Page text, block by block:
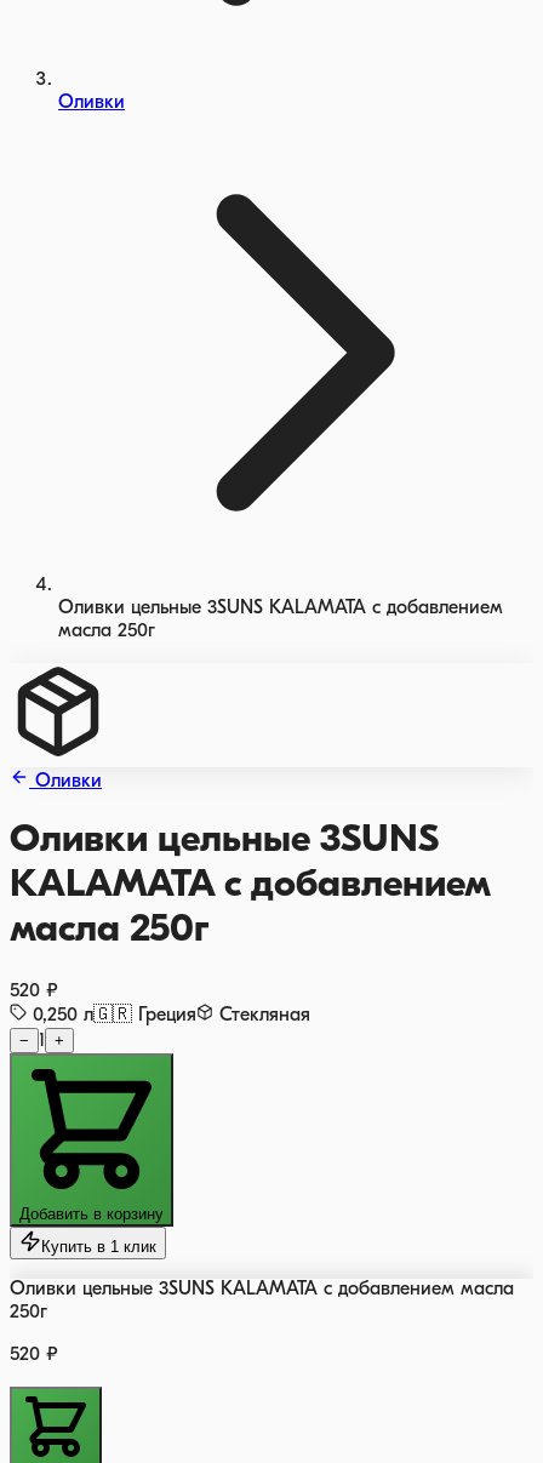
Оливки
Оливки цельные 3SUNS KALAMATA с добавлением
масла 250г
Оливки
Оливки цельные 3SUNS
KALAMATA с добавлением
масла 250г
520 ₽
0,250 л🇬🇷 Греция Стекляная
− 1 +
Добавить в корзину
Купить в 1 клик
Оливки цельные 3SUNS KALAMATA с добавлением масла
250г
520 ₽